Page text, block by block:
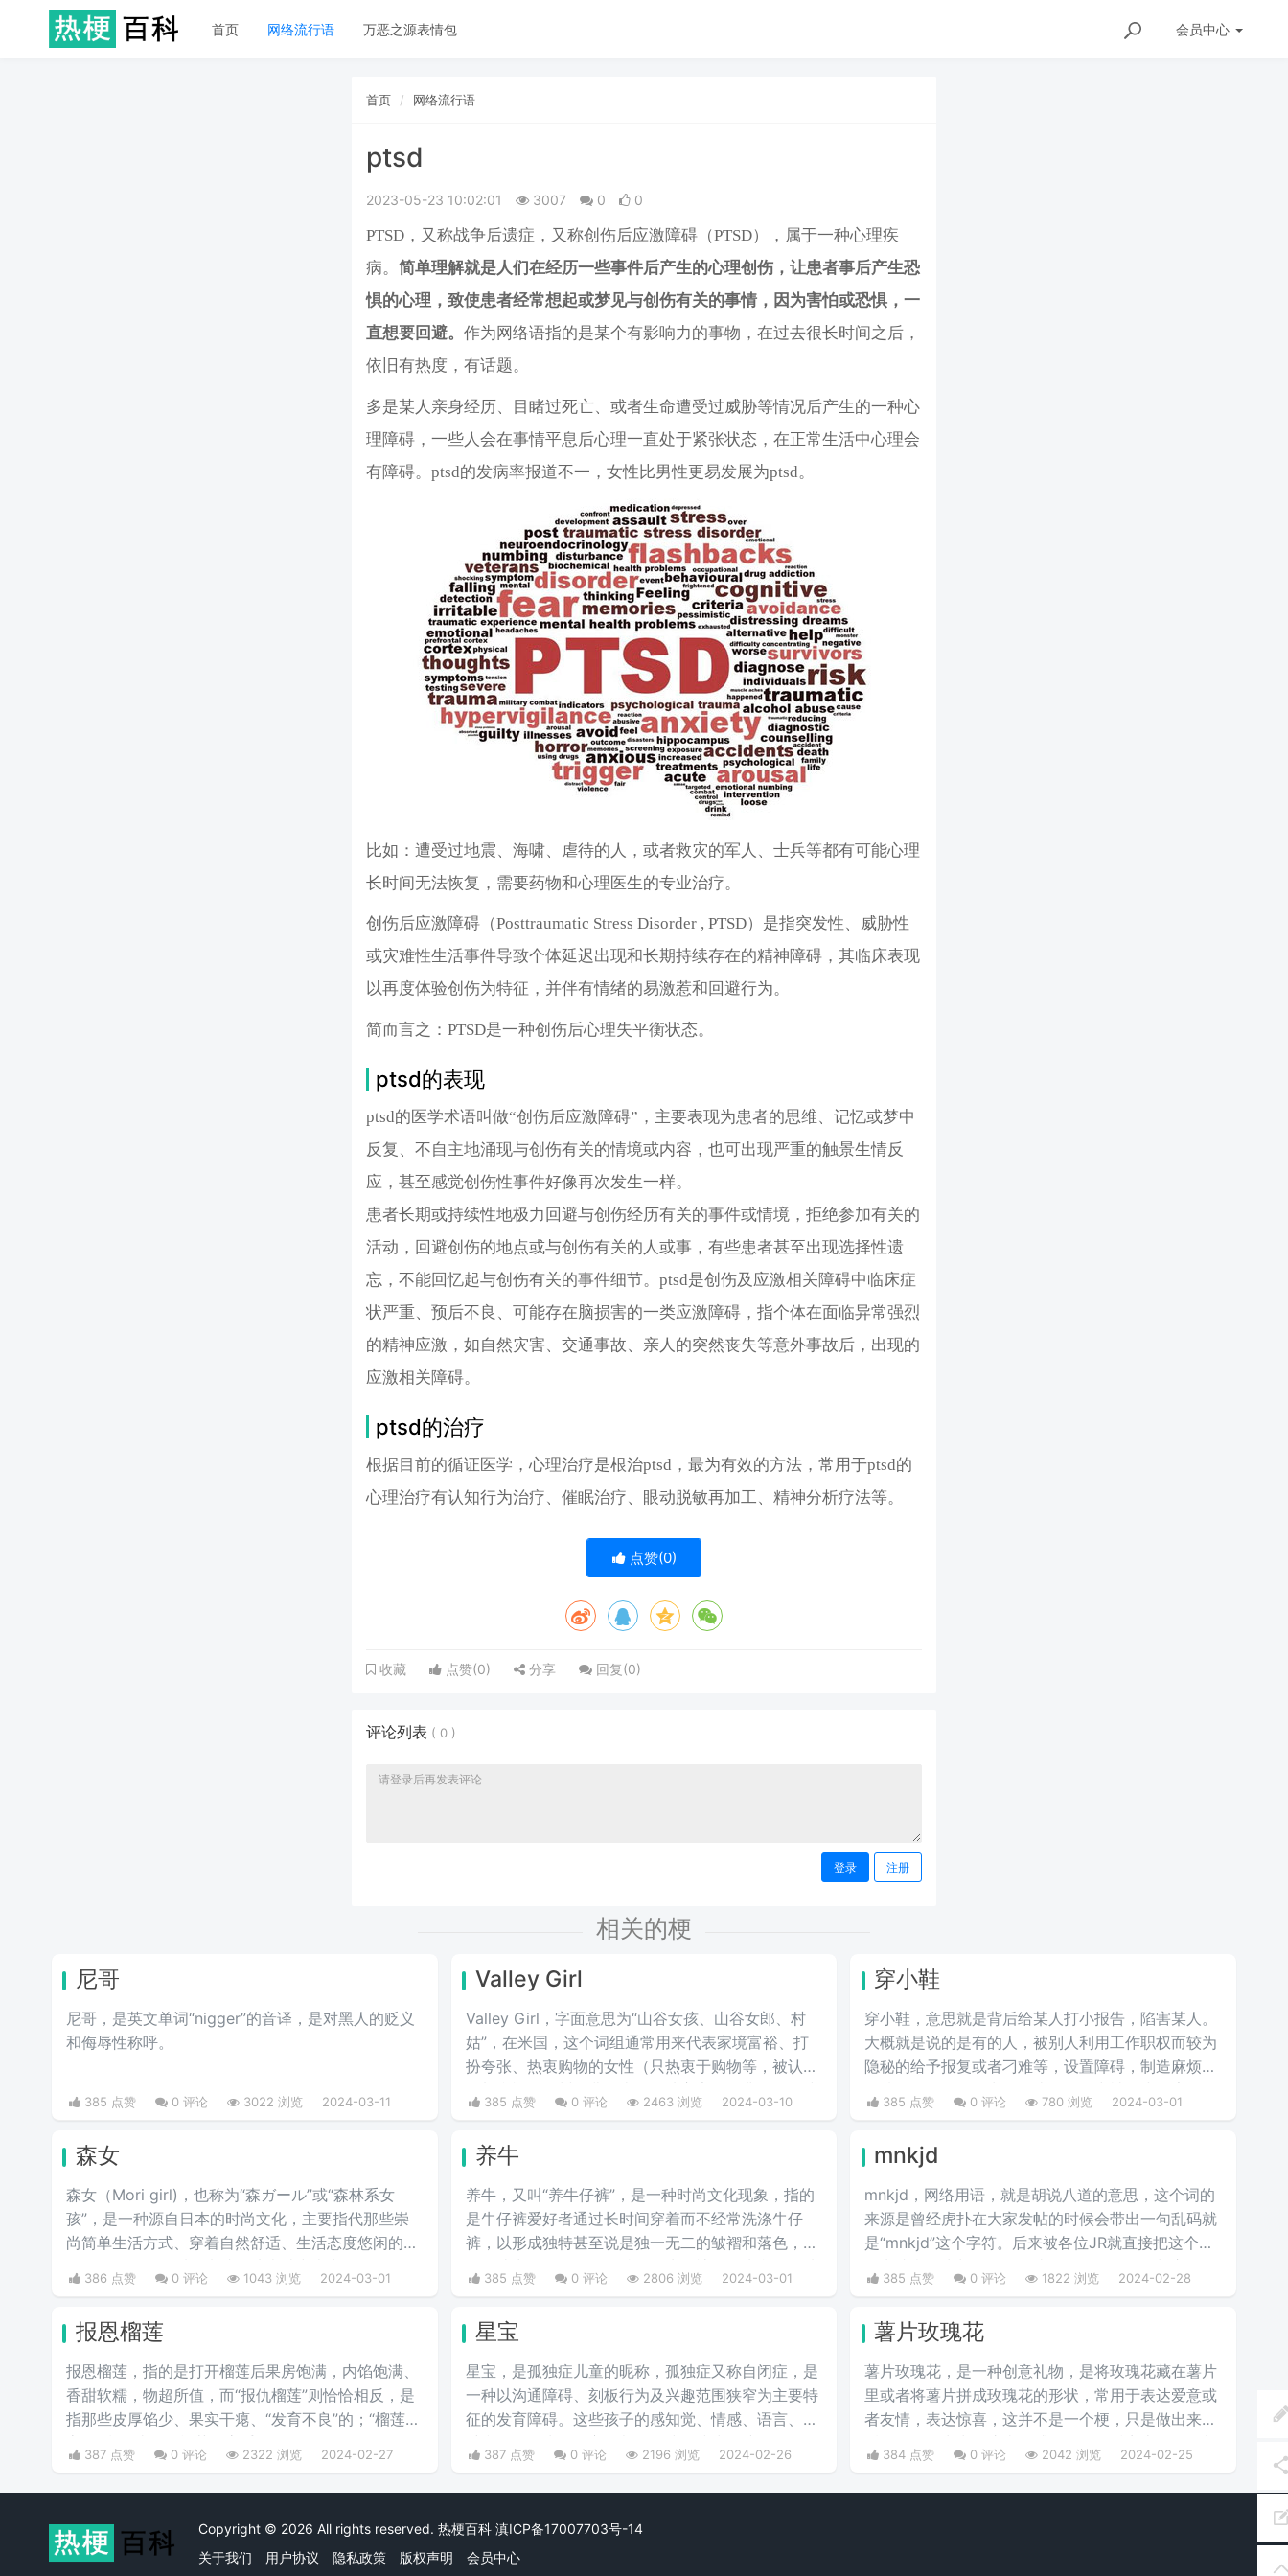
首页 网络流行语 万恶之源表情包 会员中心
首页 网络流行语
ptsd
2023-05-23 10:02:01 3007 0 0
PTSD，又称战争后遗症，又称创伤后应激障碍（PTSD），属于一种心理疾
病。 简单理解就是人们在经历一些事件后产生的心理创伤，让患者事后产生恐
惧的心理，致使患者经常想起或梦见与创伤有关的事情，因为害怕或恐惧，一
直想要回避。 作为网络语指的是某个有影响力的事物，在过去很长时间之后，
依旧有热度，有话题。
多是某人亲身经历、目睹过死亡、或者生命遭受过威胁等情况后产生的一种心
理障碍，一些人会在事情平息后心理一直处于紧张状态，在正常生活中心理会
有障碍。ptsd的发病率报道不一，女性比男性更易发展为ptsd。
比如：遭受过地震、海啸、虐待的人，或者救灾的军人、士兵等都有可能心理
长时间无法恢复，需要药物和心理医生的专业治疗。
创伤后应激障碍（Posttraumatic Stress Disorder , PTSD）是指突发性、威胁性
或灾难性生活事件导致个体延迟出现和长期持续存在的精神障碍，其临床表现
以再度体验创伤为特征，并伴有情绪的易激惹和回避行为。
简而言之：PTSD是一种创伤后心理失平衡状态。
ptsd的表现
ptsd的医学术语叫做“创伤后应激障碍”，主要表现为患者的思维、记忆或梦中
反复、不自主地涌现与创伤有关的情境或内容，也可出现严重的触景生情反
应，甚至感觉创伤性事件好像再次发生一样。
患者长期或持续性地极力回避与创伤经历有关的事件或情境，拒绝参加有关的
活动，回避创伤的地点或与创伤有关的人或事，有些患者甚至出现选择性遗
忘，不能回忆起与创伤有关的事件细节。ptsd是创伤及应激相关障碍中临床症
状严重、预后不良、可能存在脑损害的一类应激障碍，指个体在面临异常强烈
的精神应激，如自然灾害、交通事故、亲人的突然丧失等意外事故后，出现的
应激相关障碍。
ptsd的治疗
根据目前的循证医学，心理治疗是根治ptsd，最为有效的方法，常用于ptsd的
心理治疗有认知行为治疗、催眠治疗、眼动脱敏再加工、精神分析疗法等。
点赞(0)
收藏 点赞(0) 分享 回复(0)
评论列表 ( 0 )
登录 注册
相关的梗
尼哥
尼哥，是英文单词“nigger”的音译，是对黑人的贬义
和侮辱性称呼。
385 点赞 0 评论 3022 浏览 2024-03-11
Valley Girl
Valley Girl，字面意思为“山谷女孩、山谷女郎、村
姑”，在米国，这个词组通常用来代表家境富裕、打
扮夸张、热衷购物的女性（只热衷于购物等，被认为
者说得难听点，就是形容波大无脑又拜金虚荣的金发
打扮夸张及喜欢购物的金发姑娘。
385 点赞 0 评论 2463 浏览 2024-03-10
穿小鞋
穿小鞋，意思就是背后给某人打小报告，陷害某人。
大概就是说的是有的人，被别人利用工作职权而较为
隐秘的给予报复或者刁难等，设置障碍，制造麻烦，
385 点赞 0 评论 780 浏览 2024-03-01
森女
森女（Mori girl)，也称为“森ガール”或“森林系女
孩”，是一种源自日本的时尚文化，主要指代那些崇
尚简单生活方式、穿着自然舒适、生活态度悠闲的年
386 点赞 0 评论 1043 浏览 2024-03-01
养牛
养牛，又叫“养牛仔裤”，是一种时尚文化现象，指的
是牛仔裤爱好者通过长时间穿着而不经常洗涤牛仔
裤，以形成独特甚至说是独一无二的皱褶和落色，从
择一条原色的牛仔裤，是没有经过洗水处理的，也就
裤。
385 点赞 0 评论 2806 浏览 2024-03-01
mnkjd
mnkjd，网络用语，就是胡说八道的意思，这个词的
来源是曾经虎扑在大家发帖的时候会带出一句乱码就
是“mnkjd”这个字符。后来被各位JR就直接把这个词
语，我们就说他在mnkjd，也就是胡乱说话的意思。
385 点赞 0 评论 1822 浏览 2024-02-28
报恩榴莲
报恩榴莲，指的是打开榴莲后果房饱满，内馅饱满、
香甜软糯，物超所值，而“报仇榴莲”则恰恰相反，是
指那些皮厚馅少、果实干瘪、“发育不良”的；“榴莲刺
387 点赞 0 评论 2322 浏览 2024-02-27
星宝
星宝，是孤独症儿童的昵称，孤独症又称自闭症，是
一种以沟通障碍、刻板行为及兴趣范围狭窄为主要特
征的发育障碍。这些孩子的感知觉、情感、语言、思
个数目不断增加，且急需社会关爱与理解的群体。
387 点赞 0 评论 2196 浏览 2024-02-26
薯片玫瑰花
薯片玫瑰花，是一种创意礼物，是将玫瑰花藏在薯片
里或者将薯片拼成玫瑰花的形状，常用于表达爱意或
者友情，表达惊喜，这并不是一个梗，只是做出来以
将“薯片玫瑰花”做出来送给自己喜爱的人，因此受到
人们的争相模仿。
384 点赞 0 评论 2042 浏览 2024-02-25
Copyright © 2026 All rights reserved. 热梗百科 滇ICP备17007703号-14
关于我们
用户协议 隐私政策 版权声明 会员中心